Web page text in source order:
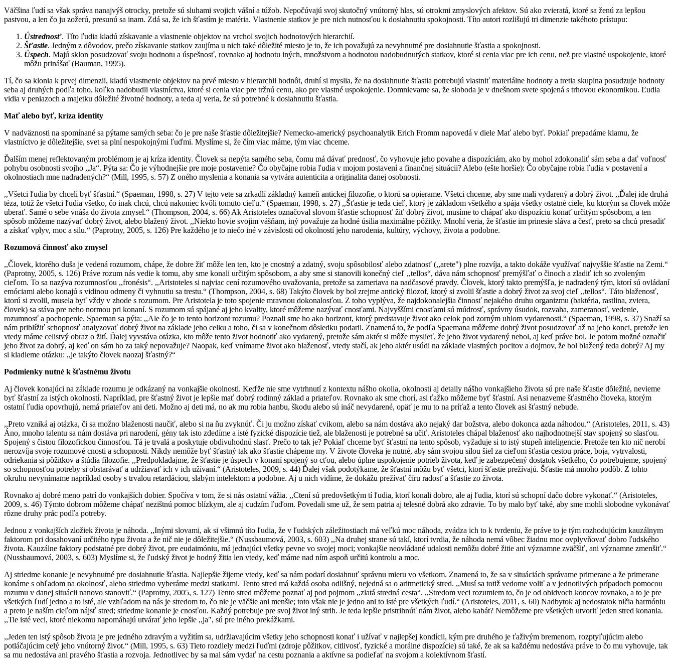
Väčšina ľudí sa však správa nanajvýš otrocky, pretože sú sluhami svojich vášní a túžob. Nepočúvajú svoj skutočný vnútorný hlas, sú otrokmi zmyslových afektov. Sú ako zvieratá, ktoré sa ženú za lepšou
pastvou, a len čo ju zožerú, presunú sa inam. Zdá sa, že ich šťastím je matéria. Vlastnenie statkov je pre nich nutnosťou k dosiahnutiu spokojnosti. Títo autori rozlišujú tri dimenzie takéhoto prístupu:
Ústrednosť. Títo ľudia kladú získavanie a vlastnenie objektov na vrchol svojich hodnotových hierarchií.
Šťastie. Jedným z dôvodov, prečo získavanie statkov zaujíma u nich také dôležité miesto je to, že ich považujú za nevyhnutné pre dosiahnutie šťastia a spokojnosti.
Úspech. Majú sklon posudzovať svoju hodnotu a úspešnosť, rovnako aj hodnotu iných, množstvom a hodnotou nadobudnutých statkov, ktoré si cenia viac pre ich cenu, než pre vlastné uspokojenie, ktoré
môžu prinášať (Bauman, 1995).
Tí, čo sa klonia k prvej dimenzii, kladú vlastnenie objektov na prvé miesto v hierarchii hodnôt, druhí si myslia, že na dosiahnutie šťastia potrebujú vlastniť materiálne hodnoty a tretia skupina posudzuje hodnoty
seba aj druhých podľa toho, koľko nadobudli vlastníctva, ktoré si cenia viac pre tržnú cenu, ako pre vlastné uspokojenie. Domnievame sa, že sloboda je v dnešnom svete spojená s trhovou ekonomikou. Ľudia
vidia v peniazoch a majetku dôležité životné hodnoty, a teda aj veria, že sú potrebné k dosiahnutiu šťastia.
Mať alebo byť, kríza identity
V nadväznosti na spomínané sa pýtame samých seba: čo je pre naše šťastie dôležitejšie? Nemecko-americký psychoanalytik Erich Fromm napovedá v diele Mať alebo byť. Pokiaľ prepadáme klamu, že
vlastníctvo je dôležitejšie, svet sa plní nespokojnými ľuďmi. Myslíme si, že čím viac máme, tým viac chceme.
Ďalším menej reflektovaným problémom je aj kríza identity. Človek sa nepýta samého seba, čomu má dávať prednosť, čo vyhovuje jeho povahe a dispozíciám, ako by mohol zdokonaliť sám seba a dať voľnosť
pohybu osobnosti svojho ,,Ja“. Pýta sa: Čo je výhodnejšie pre moje postavenie? Čo obyčajne robia ľudia v mojom postavení a finančnej situácii? Alebo (ešte horšie): Čo obyčajne robia ľudia v postavení a
okolnostiach mne nadradených?“ (Mill, 1995, s. 57) Z oného myslenia a konania sa vytvára autenticita a originalita danej osobnosti.
,,Všetci ľudia by chceli byť šťastní.“ (Spaeman, 1998, s. 27) V tejto vete sa zrkadlí základný kameň antickej filozofie, o ktorú sa opierame. Všetci chceme, aby sme mali vydarený a dobrý život. ,,Ďalej ide druhá
téza, totiž že všetci ľudia všetko, čo inak chcú, chcú nakoniec kvôli tomuto cieľu.“ (Spaeman, 1998, s. 27) ,,Šťastie je teda cieľ, ktorý je základom všetkého a spája všetky ostatné ciele, ku ktorým sa človek môže
uberať. Samé o sebe vnáša do života zmysel.“ (Thompson, 2004, s. 66) Ak Aristoteles označoval slovom šťastie schopnosť žiť dobrý život, musíme to chápať ako dispozíciu konať určitým spôsobom, a ten
spôsob môžeme nazývať dobrý život, alebo blažený život. ,,Niekto hovie svojim vášňam, iný považuje za hodné úsilia maximálne pôžitky. Mnohí veria, že šťastie im prinesie sláva a česť, preto sa chcú presadiť
a získať vplyv, moc a silu.“ (Paprotny, 2005, s. 126) Pre každého je to niečo iné v závislosti od okolností jeho narodenia, kultúry, výchovy, života a podobne.
Rozumová činnosť ako zmysel
,,Človek, ktorého duša je vedená rozumom, chápe, že dobre žiť môže len ten, kto je cnostný a zdatný, svoju spôsobilosť alebo zdatnosť (,,arete") plne rozvíja, a takto dokáže využívať najvyššie šťastie na Zemi.“
(Paprotny, 2005, s. 126) Práve rozum nás vedie k tomu, aby sme konali určitým spôsobom, a aby sme si stanovili konečný cieľ ,,tellos“, dáva nám schopnosť premýšľať o činoch a zladiť ich so zvoleným
cieľom. To sa nazýva rozumnosťou ,,fronésis“. ,,Aristoteles si najviac cení rozumového uvažovania, pretože sa zameriava na nadčasové pravdy. Človek, ktorý takto premýšľa, je nadradený tým, ktorí sú ovládaní
emóciami alebo konajú s vidinou odmeny či vyhnutiu sa trestu.“ (Thompson, 2004, s. 68) Takýto človek by bol zrejme antický filozof, ktorý si zvolil šťastie a dobrý život za svoj cieľ ,,tellos“. Táto blaženosť,
ktorú si zvolil, musela byť vždy v zhode s rozumom. Pre Aristotela je toto spojenie mravnou dokonalosťou. Z toho vyplýva, že najdokonalejšia činnosť nejakého druhu organizmu (baktéria, rastlina, zviera,
človek) sa stáva pre neho normou pri konaní. S rozumom sú spájané aj jeho kvality, ktoré môžeme nazývať cnosťami. Najvyššími cnosťami sú múdrosť, správny úsudok, rozvaha, zameranosť, vedenie,
rozumnosť a pochopenie. Spaeman sa pýta: ,,Ale čo je to tento horizont rozumu? Poznali sme ho ako horizont, ktorý predstavuje život ako celok pod zorným uhlom vydarenosti.“ (Spaeman, 1998, s. 37) Snaží sa
nám priblížiť schopnosť analyzovať dobrý život na základe jeho celku a toho, či sa v konečnom dôsledku podaril. Znamená to, že podľa Spaemana môžeme dobrý život posudzovať až na jeho konci, pretože len
vtedy máme celistvý obraz o žití. Ďalej vyvstáva otázka, kto môže tento život hodnotiť ako vydarený, pretože sám aktér si môže myslieť, že jeho život vydarený nebol, aj keď práve bol. Je potom možné označiť
jeho život za dobrý, aj keď on sám ho za taký nepovažuje? Naopak, keď vnímame život ako blaženosť, vtedy stačí, ak jeho aktér usúdi na základe vlastných pocitov a dojmov, že bol blažený teda dobrý? Aj my
si kladieme otázku: ,,je takýto človek naozaj šťastný?“
Podmienky nutné k šťastnému životu
Aj človek konajúci na základe rozumu je odkázaný na vonkajšie okolnosti. Keďže nie sme vytrhnutí z kontextu nášho okolia, okolnosti aj detaily nášho vonkajšieho života sú pre naše šťastie dôležité, nevieme
byť šťastní za istých okolností. Napríklad, pre šťastný život je lepšie mať dobrý rodinný základ a priateľov. Rovnako ak sme chorí, asi ťažko môžeme byť šťastní. Asi nenazveme šťastného človeka, ktorým
ostatní ľudia opovrhujú, nemá priateľov ani deti. Možno aj deti má, no ak mu robia hanbu, škodu alebo sú ináč nevydarené, opäť je mu to na príťaž a tento človek asi šťastný nebude.
,,Preto vzniká aj otázka, či sa možno blaženosti naučiť, alebo si na ňu zvyknúť. Či ju možno získať cvikom, alebo sa nám dostáva ako nejaký dar božstva, alebo dokonca azda náhodou.“ (Aristoteles, 2011, s. 43)
Áno, mnoho talentu sa nám dostáva pri narodení, gény tak isto zdedíme a isté fyzické dispozície tiež, ale blaženosti je potrebné sa učiť. Aristoteles chápal blaženosť ako najhodnotnejší stav spojený so slasťou.
Spojený s čistou filozofickou činnosťou. Tá je trvalá a poskytuje obdivuhodnú slasť. Prečo to tak je? Pokiaľ chceme byť šťastní na tento spôsob, vyžaduje si to istý stupeň inteligencie. Pretože ten kto nič nerobí
nerozvíja svoje rozumové cnosti a schopnosti. Nikdy nemôže byť šťastný tak ako šťastie chápeme my. V živote človeka je nutné, aby sám svojou silou šiel za cieľom šťastia cestou práce, boja, vytrvalosti,
odriekania si pôžitkov a štúdia filozofie. ,,Predpokladajme, že šťastie je úspech v konaní spojený so cťou, alebo úplne uspokojenie potrieb života, keď je zabezpečený dostatok všetkého, čo potrebujeme, spojený
so schopnosťou potreby si obstarávať a udržiavať ich v ich užívaní.“ (Aristoteles, 2009, s. 44) Ďalej však podotýkame, že šťastní môžu byť všetci, ktorí šťastie prežívajú. Šťastie má mnoho podôb. Z tohto
okruhu nevynímame napríklad osoby s trvalou retardáciou, slabým intelektom a podobne. Aj u nich vidíme, že dokážu prežívať číru radosť a šťastie zo života.
Rovnako aj dobré meno patrí do vonkajších dobier. Spočíva v tom, že si nás ostatní vážia. ,,Ctení sú predovšetkým tí ľudia, ktorí konali dobro, ale aj ľudia, ktorí sú schopní dačo dobre vykonať.“ (Aristoteles,
2009, s. 46) Týmto dobrom môžeme chápať nezištnú pomoc blízkym, ale aj cudzím ľuďom. Povedali sme už, že sem patria aj telesné dobrá ako zdravie. To by malo byť také, aby sme mohli slobodne vykonávať
rôzne druhy prác podľa potreby.
Jednou z vonkajších zložiek života je náhoda. ,,Inými slovami, ak si všimnú títo ľudia, že v ľudských záležitostiach má veľkú moc náhoda, zvádza ich to k tvrdeniu, že práve to je tým rozhodujúcim kauzálnym
faktorom pri dosahovaní určitého typu života a že nič nie je dôležitejšie.“ (Nussbaumová, 2003, s. 603) ,,Na druhej strane sú takí, ktorí tvrdia, že náhoda nemá vôbec žiadnu moc ovplyvňovať dobro ľudského
života. Kauzálne faktory podstatné pre dobrý život, pre eudaimóniu, má jednajúci všetky pevne vo svojej moci; vonkajšie neovládané udalosti nemôžu dobré žitie ani významne zväčšiť, ani významne zmenšiť.“
(Nussbaumová, 2003, s. 603) Myslíme si, že ľudský život je hodný žitia len vtedy, keď máme nad ním aspoň určitú kontrolu a moc.
Aj striedme konanie je nevyhnutné pre dosiahnutie šťastia. Najlepšie žijeme vtedy, keď sa nám podarí dosiahnuť správnu mieru vo všetkom. Znamená to, že sa v situáciách správame primerane a že primerane
konáme s ohľadom na okolnosť, alebo striedmo vyberáme medzi statkami. Tento stred má každá osoba odlišný, nejedná sa o aritmetický stred. ,,Musí sa totiž vedome voliť a v jednotlivých prípadoch pomocou
rozumu v danej situácii nanovo stanoviť.“ (Paprotny, 2005, s. 127) Tento stred môžeme poznať aj pod pojmom ,,zlatá stredná cesta“. ,,Stredom veci rozumiem to, čo je od obidvoch koncov rovnako, a to je pre
všetkých ľudí jedno a to isté, ale vzhľadom na nás je stredom to, čo nie je väčšie ani menšie; toto však nie je jedno ani to isté pre všetkých ľudí.“ (Aristoteles, 2011, s. 60) Nadbytok aj nedostatok ničia harmóniu
a preto je naším cieľom nájsť stred; striedme konanie je cnosťou. Každý potrebuje pre svoj život iný strih. Je teda lepšie pristrihnúť nám život, alebo kabát? Nemôžeme pre všetkých utvoriť jeden stred konania.
,,Tie isté veci, ktoré niekomu napomáhajú utvárať jeho lepšie ,,ja", sú pre iného prekážkami.
,,Jeden ten istý spôsob života je pre jedného zdravým a vyžitím sa, udržiavajúcim všetky jeho schopnosti konať i užívať v najlepšej kondícii, kým pre druhého je ťaživým bremenom, rozptyľujúcim alebo
potláčajúcim celý jeho vnútorný život.“ (Mill, 1995, s. 63) Tieto rozdiely medzi ľuďmi (zdroje pôžitkov, citlivosť, fyzické a morálne dispozície) sú také, že ak sa každému nedostáva práve to čo mu vyhovuje, tak
sa mu nedostáva ani pravého šťastia a rozvoja. Jednotlivec by sa mal sám vydať na cestu poznania a aktívne sa podieľať na svojom a kolektívnom šťastí.